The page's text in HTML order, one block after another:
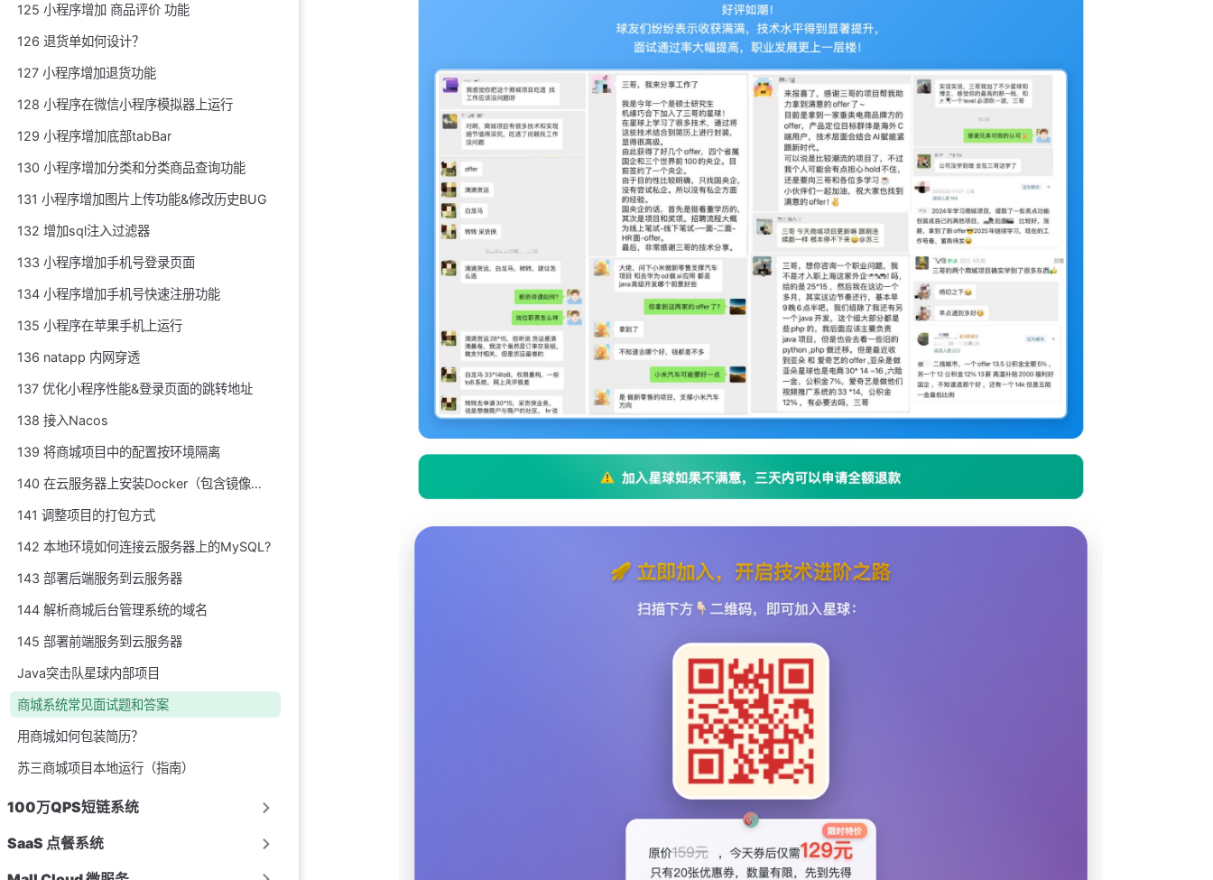
125 小程序增加 商品评价 功能
126 退货单如何设计？
127 小程序增加退货功能
128 小程序在微信小程序模拟器上运行
129 小程序增加底部tabBar
130 小程序增加分类和分类商品查询功能
131 小程序增加图片上传功能&修改历史BUG
132 增加sql注入过滤器
133 小程序增加手机号登录页面
134 小程序增加手机号快速注册功能
135 小程序在苹果手机上运行
136 natapp 内网穿透
137 优化小程序性能&登录页面的跳转地址
138 接入Nacos
139 将商城项目中的配置按环境隔离
140 在云服务器上安装Docker（包含镜像配置）
141 调整项目的打包方式
142 本地环境如何连接云服务器上的MySQL?
143 部署后端服务到云服务器
144 解析商城后台管理系统的域名
145 部署前端服务到云服务器
Java突击队星球内部项目
商城系统常见面试题和答案
用商城如何包装简历？
苏三商城项目本地运行（指南）
100万QPS短链系统
SaaS 点餐系统